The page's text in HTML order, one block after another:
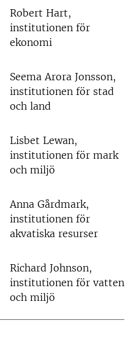
Robert Hart,
institutionen för
ekonomi
Seema Arora Jonsson,
institutionen för stad
och land
Lisbet Lewan,
institutionen för mark
och miljö
Anna Gårdmark,
institutionen för
akvatiska resurser
Richard Johnson,
institutionen för vatten
och miljö